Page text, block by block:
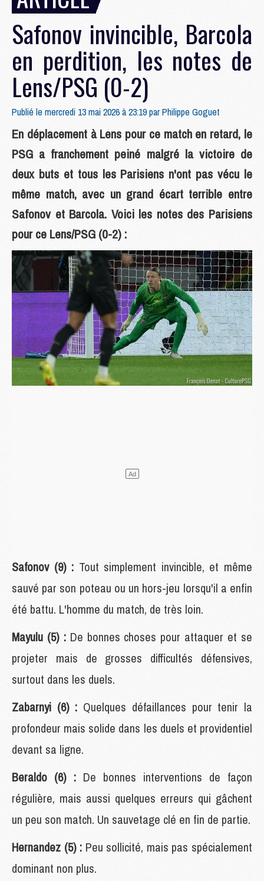
Safonov invincible, Barcola
en perdition, les notes de
Lens/PSG (0-2)
Publié le mercredi 13 mai 2026 à 23:19 parPhilippe Goguet
En déplacement à Lens pour ce match en retard, le
PSG a franchement peiné malgré la victoire de
deux buts et tous les Parisiens n'ont pas vécu le
même match, avec un grand écart terrible entre
Safonov et Barcola. Voici les notes des Parisiens
pour ce Lens/PSG (0-2) :
Safonov (9) : Tout simplement invincible, et même
sauvé par son poteau ou un hors-jeu lorsqu'il a enfin
été battu. L'homme du match, de très loin.
Mayulu (5) : De bonnes choses pour attaquer et se
projeter mais de grosses difficultés défensives,
surtout dans les duels.
Zabarnyi (6) : Quelques défaillances pour tenir la
profondeur mais solide dans les duels et providentiel
devant sa ligne.
Beraldo (6) : De bonnes interventions de façon
régulière, mais aussi quelques erreurs qui gâchent
un peu son match. Un sauvetage clé en fin de partie.
Hernandez (5) : Peu sollicité, mais pas spécialement
dominant non plus.